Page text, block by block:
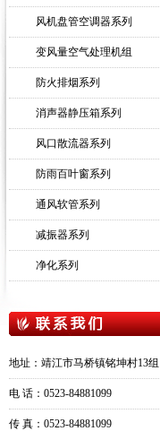
风机盘管空调器系列
变风量空气处理机组
防火排烟系列
消声器静压箱系列
风口散流器系列
防雨百叶窗系列
通风软管系列
减振器系列
净化系列
地址：靖江市马桥镇铭坤村13组
电 话：0523-84881099
传 真：0523-84881099